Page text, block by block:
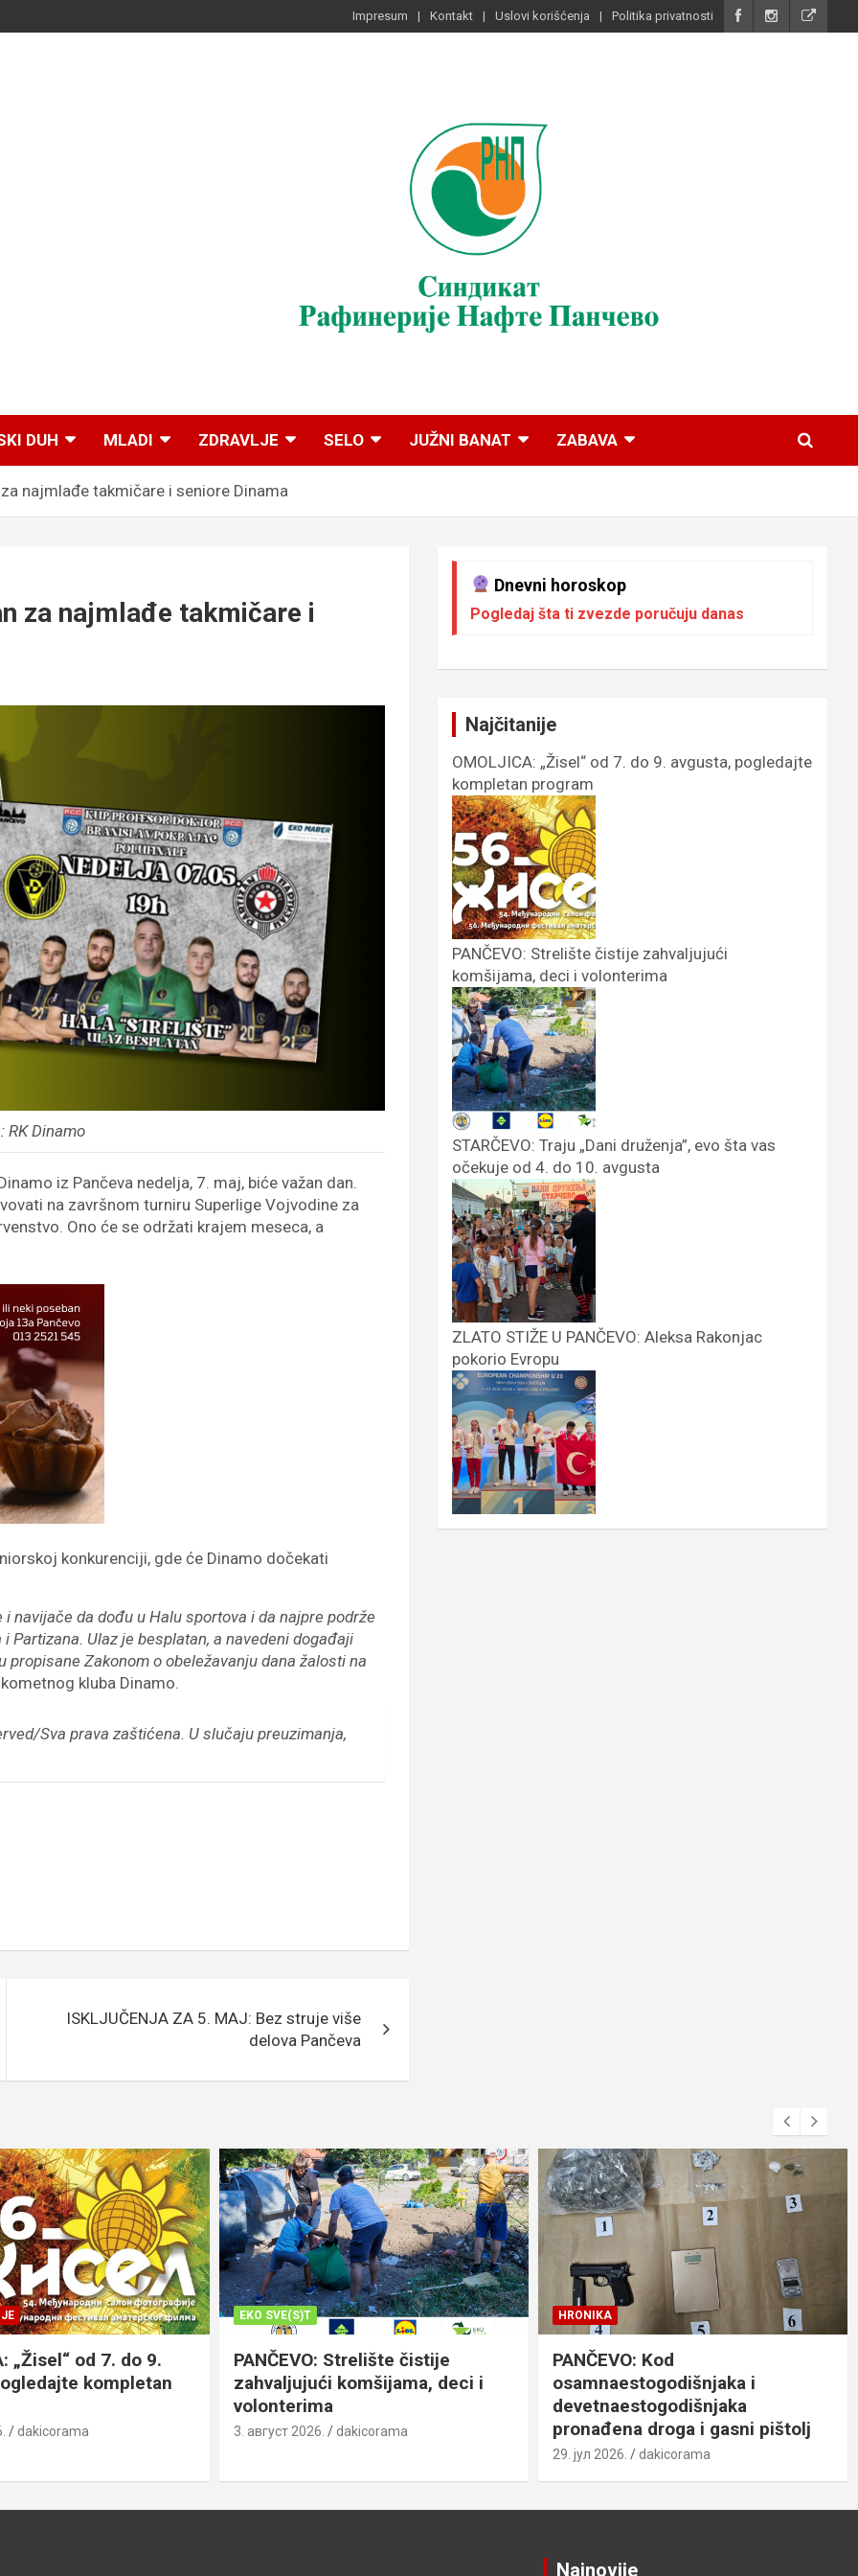
Impresum Kontakt Uslovi korišćenja Politika privatnosti
DUH MLADI ZDRAVLJE SELO JUŽNI BANAT ZABAVA
najmlađe takmičare i seniore Dinama
za najmlađe takmičare i
RK Dinamo
iz Pančeva nedelja, 7. maj, biće važan dan.
na završnom turniru Superlige Vojvodine za
Ono će se održati krajem meseca, a
konkurenciji, gde će Dinamo dočekati
navijače da dođu u Halu sportova i da najpre podrže
Partizana. Ulaz je besplatan, a navedeni događaji
Zakonom o obeležavanju dana žalosti na
kluba Dinamo.
Sva prava zaštićena. U slučaju preuzimanja,
ISKLJUČENJA ZA 5. MAJ: Bez struje više
delova Pančeva
Dnevni horoskop
Pogledaj šta ti zvezde poručuju danas
Najčitanije
OMOLJICA: „Žisel“ od 7. do 9. avgusta, pogledajte
kompletan program
PANČEVO: Strelište čistije zahvaljujući
komšijama, deci i volonterima
STARČEVO: Traju „Dani druženja”, evo šta vas
očekuje od 4. do 10. avgusta
ZLATO STIŽE U PANČEVO: Aleksa Rakonjac
pokorio Evropu
„Žisel“ od 7. do 9.
kompletan
dakicorama
EKO SVE(S)T
PANČEVO: Strelište čistije
zahvaljujući komšijama, deci i
volonterima
3. август 2026. dakicorama
HRONIKA
PANČEVO: Kod
osamnaestogodišnjaka i
devetnaestogodišnjaka
pronađena droga i gasni pištolj
29. јул 2026. dakicorama
Najnovije